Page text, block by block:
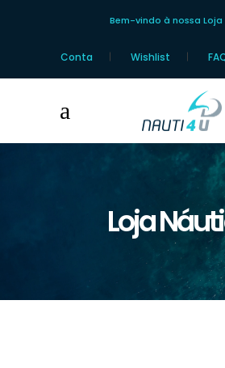
Bem-vindo à nossa
Conta Wishlist
Loja